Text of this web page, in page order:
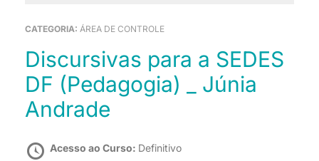
CATEGORIA: ÁREA DE CONTROLE
Discursivas para a SEDES
DF (Pedagogia) _ Júnia
Andrade
Acesso ao Curso: Definitivo